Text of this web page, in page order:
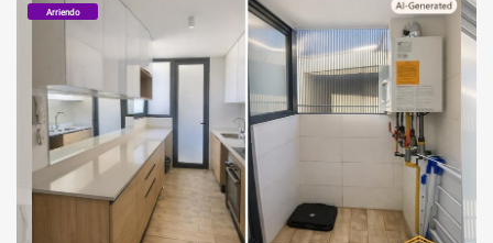
Arriendo